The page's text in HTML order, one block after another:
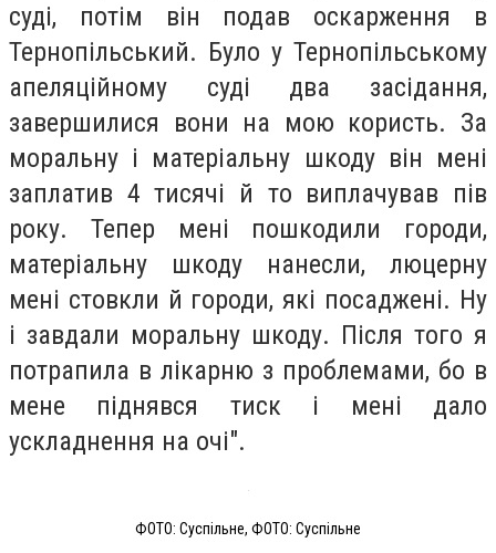
суді, потім він подав оскарження в
Тернопільський. Було у Тернопільському
апеляційному суді два засідання,
завершилися вони на мою користь. За
моральну і матеріальну шкоду він мені
заплатив 4 тисячі й то виплачував пів
року. Тепер мені пошкодили городи,
матеріальну шкоду нанесли, люцерну
мені стовкли й городи, які посаджені. Ну
і завдали моральну шкоду. Після того я
потрапила в лікарню з проблемами, бо в
мене піднявся тиск і мені дало
ускладнення на очі".
ФОТО: Суспільне, ФОТО: Суспільне